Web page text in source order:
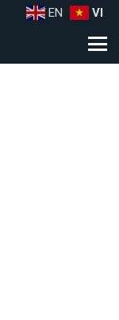
EN VI